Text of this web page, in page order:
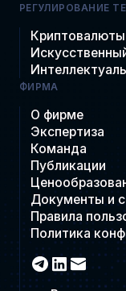
РЕГУЛИРОВАНИЕ
ФИРМА
О фирме
Экспертиза
Команда
Публикации
Документы и
Правила
Политика